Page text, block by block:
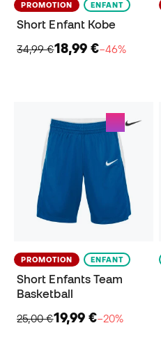
PROMOTION ENFANT
Short Enfant Kobe
34,99 €18,99 €−46%
PROMOTION ENFANT
Short Enfants Team
Basketball
25,00 €19,99 €−20%